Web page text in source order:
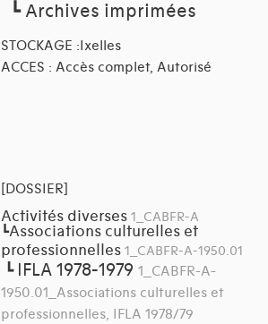
┗Archives imprimées
STOCKAGE :Ixelles
ACCES : Accès complet, Autorisé
[DOSSIER]
Activités diverses 1_CABFR-A
┗Associations culturelles et
professionnelles 1_CABFR-A-1950.01
┗ IFLA 1978-1979 1_CABFR-A-
1950.01_Associations culturelles et
professionnelles, IFLA 1978/79